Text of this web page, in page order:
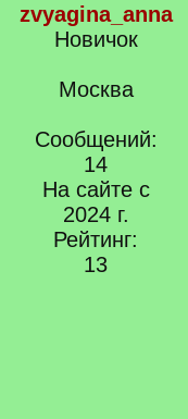
zvyagina_anna
Новичок
Москва
Сообщений:
14
На сайте с
2024 г.
Рейтинг:
13